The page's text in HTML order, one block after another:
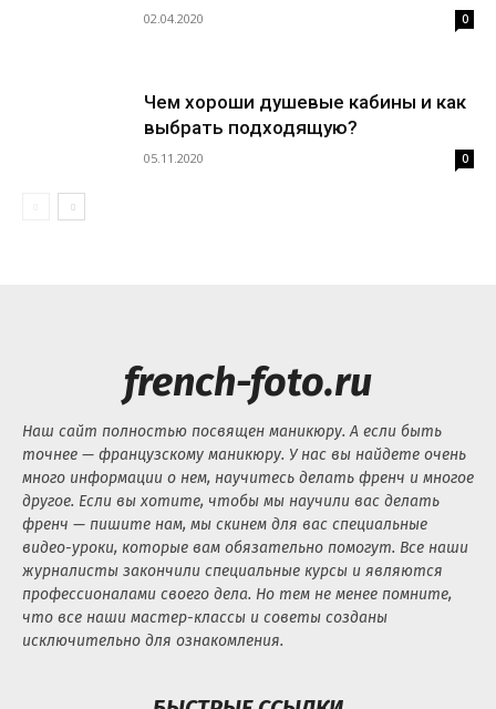
02.04.2020 0
Чем хороши душевые кабины и как
выбрать подходящую?
05.11.2020 0
french-foto.ru
Наш сайт полностью посвящен маникюру. А если быть
точнее — французскому маникюру. У нас вы найдете очень
много информации о нем, научитесь делать френч и многое
другое. Если вы хотите, чтобы мы научили вас делать
френч — пишите нам, мы скинем для вас специальные
видео-уроки, которые вам обязательно помогут. Все наши
журналисты закончили специальные курсы и являются
профессионалами своего дела. Но тем не менее помните,
что все наши мастер-классы и советы созданы
исключительно для ознакомления.